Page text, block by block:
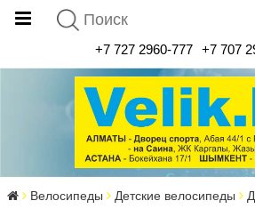
+7 727 2960-777 +7 707
Велосипеды Детские велосипеды